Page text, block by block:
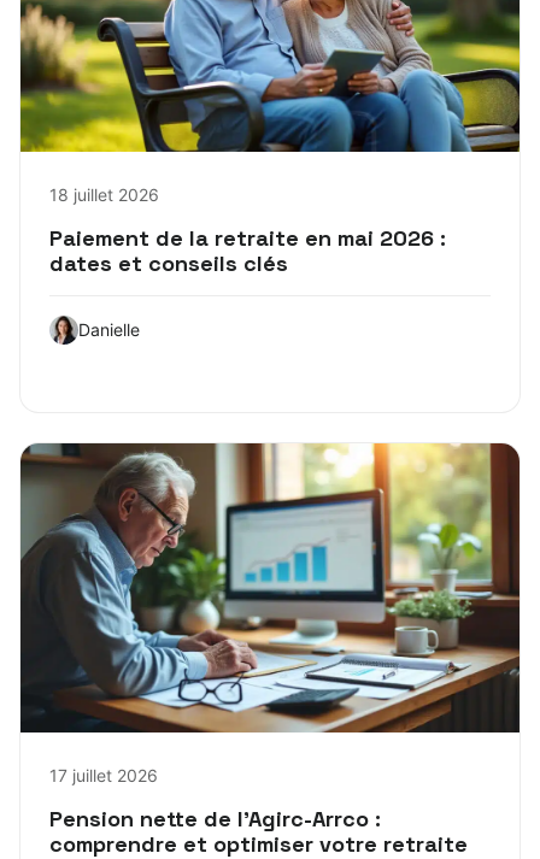
18 juillet 2026
Paiement de la retraite en mai 2026 :
dates et conseils clés
Danielle
17 juillet 2026
Pension nette de l’Agirc-Arrco :
comprendre et optimiser votre retraite